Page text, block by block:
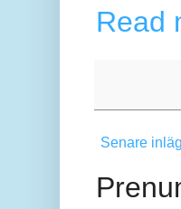
Read
Senare